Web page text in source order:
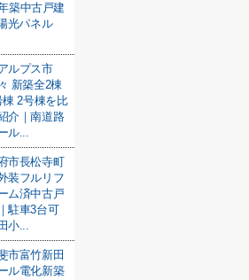
築中古戸建
光パネル
ルプス市
新築全2棟
棟 2号棟を比
介｜南道路
ル...
市長松寺町
装フルリフ
ム済中古戸
駐車3台可
小...
市富竹新田
ル電化新築